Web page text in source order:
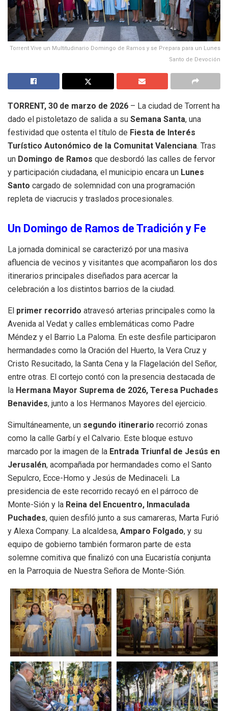
Torrent Vive un Multitudinario Domingo de Ramos y se Prepara para un Lunes
Santo de Devoción
TORRENT, 30 de marzo de 2026 – La ciudad de Torrent ha
dado el pistoletazo de salida a su Semana Santa, una
festividad que ostenta el título de Fiesta de Interés
Turístico Autonómico de la Comunitat Valenciana. Tras
un Domingo de Ramos que desbordó las calles de fervor
y participación ciudadana, el municipio encara un Lunes
Santo cargado de solemnidad con una programación
repleta de viacrucis y traslados procesionales.
Un Domingo de Ramos de Tradición y Fe
La jornada dominical se caracterizó por una masiva
afluencia de vecinos y visitantes que acompañaron los dos
itinerarios principales diseñados para acercar la
celebración a los distintos barrios de la ciudad.
El primer recorrido atravesó arterias principales como la
Avenida al Vedat y calles emblemáticas como Padre
Méndez y el Barrio La Paloma. En este desfile participaron
hermandades como la Oración del Huerto, la Vera Cruz y
Cristo Resucitado, la Santa Cena y la Flagelación del Señor,
entre otras. El cortejo contó con la presencia destacada de
la Hermana Mayor Suprema de 2026, Teresa Puchades
Benavides, junto a los Hermanos Mayores del ejercicio.
Simultáneamente, un segundo itinerario recorrió zonas
como la calle Garbí y el Calvario. Este bloque estuvo
marcado por la imagen de la Entrada Triunfal de Jesús en
Jerusalén, acompañada por hermandades como el Santo
Sepulcro, Ecce-Homo y Jesús de Medinaceli. La
presidencia de este recorrido recayó en el párroco de
Monte-Sión y la Reina del Encuentro, Inmaculada
Puchades, quien desfiló junto a sus camareras, Marta Furió
y Alexa Company. La alcaldesa, Amparo Folgado, y su
equipo de gobierno también formaron parte de esta
solemne comitiva que finalizó con una Eucaristía conjunta
en la Parroquia de Nuestra Señora de Monte-Sión.